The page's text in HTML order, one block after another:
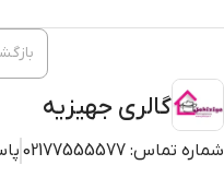
گالری جهیزیه
شماره تماس: 02177555577